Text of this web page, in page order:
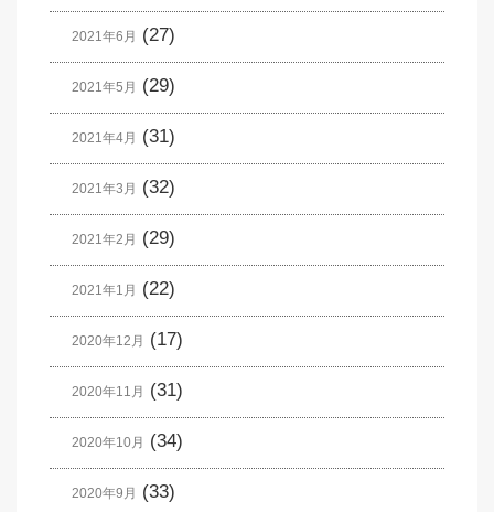
2021年6月 (27)
2021年5月 (29)
2021年4月 (31)
2021年3月 (32)
2021年2月 (29)
2021年1月 (22)
2020年12月 (17)
2020年11月 (31)
2020年10月 (34)
2020年9月 (33)